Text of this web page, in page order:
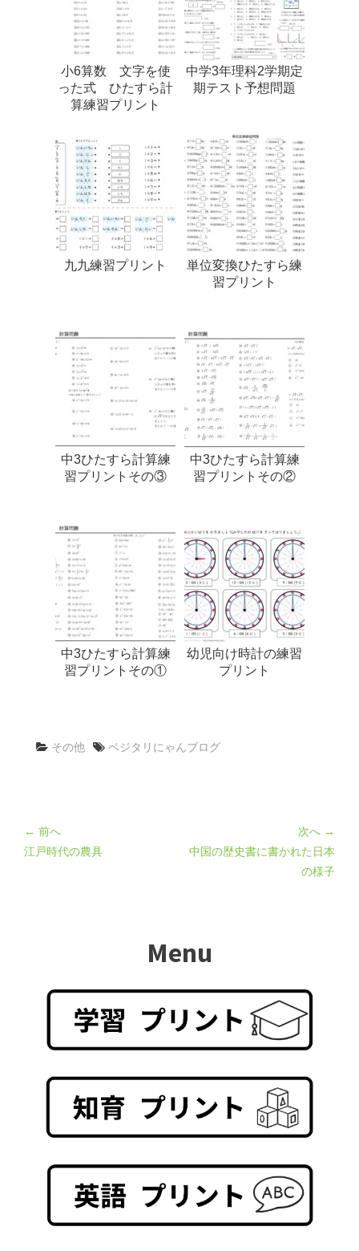
小6算数 文字を使
った式 ひたすら計
算練習プリント
中学3年理科2学期定
期テスト予想問題
九九練習プリント
単位変換ひたすら練
習プリント
中3ひたすら計算練
習プリントその③
中3ひたすら計算練
習プリントその②
中3ひたすら計算練
習プリントその①
幼児向け時計の練習
プリント
その他 ベジタリにゃんブログ
← 前へ
江戸時代の農具
次へ →
中国の歴史書に書かれた日本
の様子
Menu